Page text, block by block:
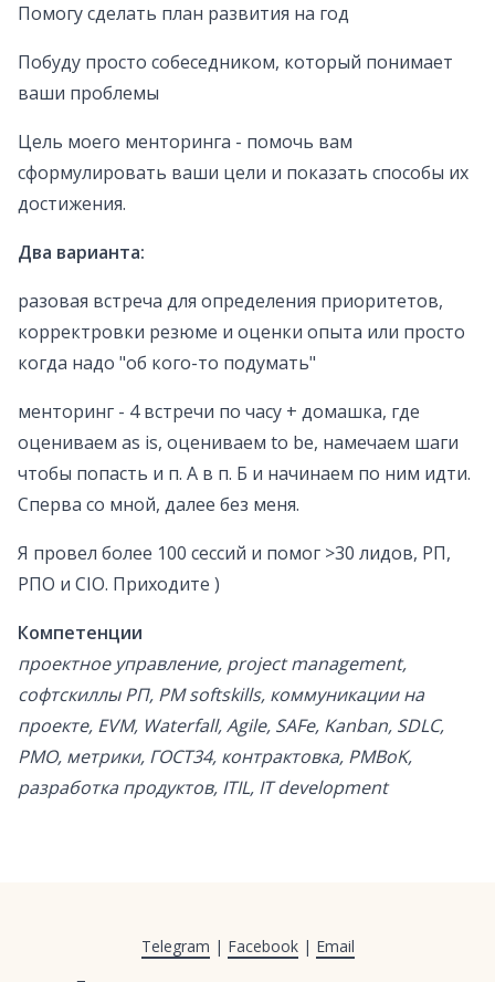
Помогу сделать план развития на год
Побуду просто собеседником, который понимает
ваши проблемы
Цель моего менторинга - помочь вам
сформулировать ваши цели и показать способы их
достижения.
Два варианта:
разовая встреча для определения приоритетов,
корректровки резюме и оценки опыта или просто
когда надо "об кого-то подумать"
менторинг - 4 встречи по часу + домашка, где
оцениваем as is, оцениваем to be, намечаем шаги
чтобы попасть и п. А в п. Б и начинаем по ним идти.
Сперва со мной, далее без меня.
Я провел более 100 сессий и помог >30 лидов, РП,
РПО и CIO. Приходите )
Компетенции
проектное управление, project management,
софтскиллы РП, PM softskills, коммуникации на
проекте, EVM, Waterfall, Agile, SAFe, Kanban, SDLC,
PMO, метрики, ГОСТ34, контрактовка, PMBoK,
разработка продуктов, ITIL, IT development
Telegram | Facebook| Email